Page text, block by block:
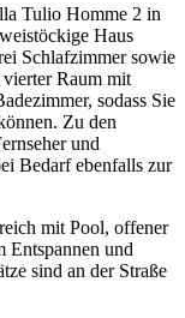
Tulio Homme 2 in
Haus
Schlafzimmer sowie
vierter Raum mit
sodass Sie
Zu den
und
Bedarf ebenfalls zur
mit Pool, offener
Entspannen und
sind an der Straße